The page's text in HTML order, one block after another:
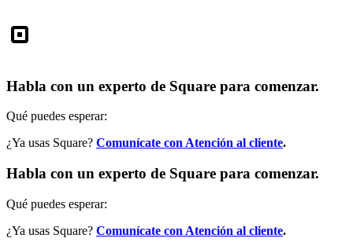
Square
Habla con un experto de Square para comenzar.
Qué puedes esperar:
¿Ya usas Square? Comunícate con Atención al cliente.
Habla con un experto de Square para comenzar.
Qué puedes esperar:
¿Ya usas Square? Comunícate con Atención al cliente.